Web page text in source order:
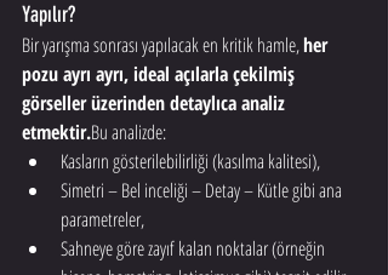
Yapılır?
Bir yarışma sonrası yapılacak en kritik hamle, her
pozu ayrı ayrı, ideal açılarla çekilmiş
görseller üzerinden detaylıca analiz
etmektir.Bu analizde:
Kasların gösterilebilirliği (kasılma kalitesi),
Simetri – Bel inceliği – Detay – Kütle gibi ana
parametreler,
Sahneye göre zayıf kalan noktalar (örneğin